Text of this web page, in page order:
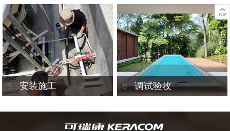
5 安装施工 6调试验收